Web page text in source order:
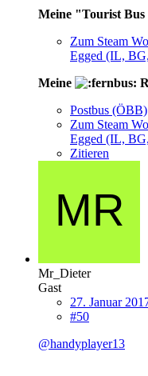
Meine "Tourist
Zum Steam
Egged (IL,
Meine
Postbus (ÖBB)
Zum Steam
Egged (IL,
Zitieren
Mr_Dieter
Gast
27. Januar
#50
@handyplayer13